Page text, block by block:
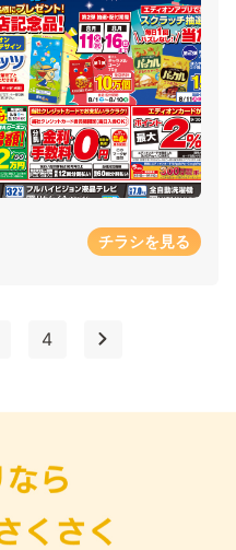
チラシを見る
4